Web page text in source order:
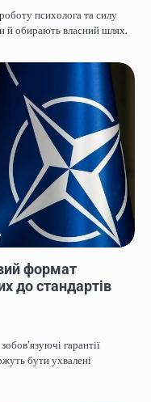
психолога та силу
й обирають власний шлях.
формат
до стандартів
гарантії
бути ухвалені